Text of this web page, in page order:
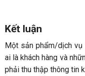
Kết luận
Một sản phẩm/dịch
ai là khách hàng và
phải thu thập thông tin